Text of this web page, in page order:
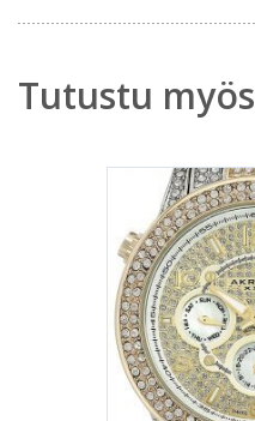
Tutustu myös